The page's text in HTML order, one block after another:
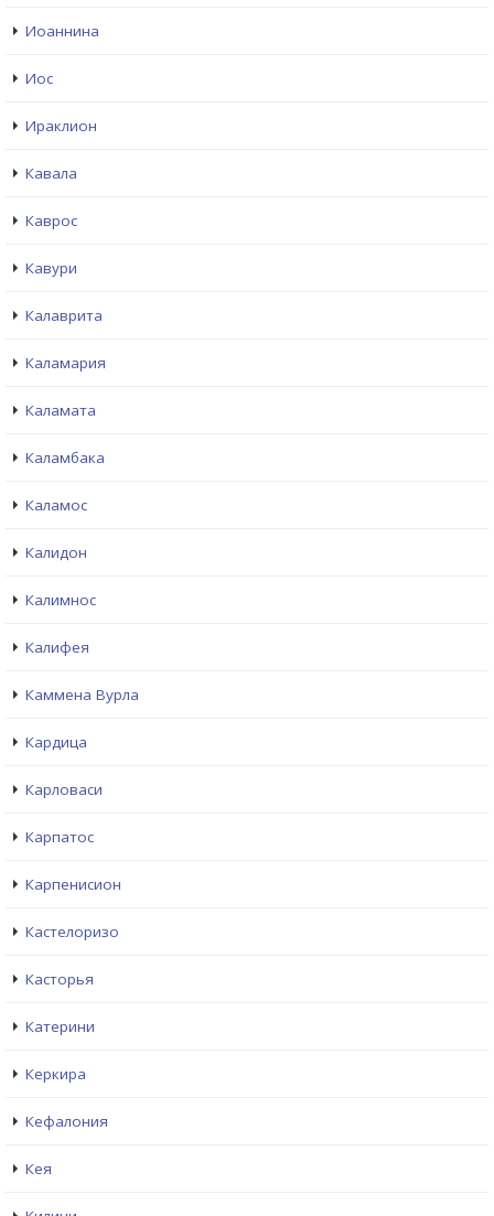
Иоаннина
Иос
Ираклион
Кавала
Каврос
Кавури
Калаврита
Каламария
Каламата
Каламбака
Каламос
Калидон
Калимнос
Калифея
Каммена Вурла
Кардица
Карловаси
Карпатос
Карпенисион
Кастелоризо
Касторья
Катерини
Керкира
Кефалония
Кея